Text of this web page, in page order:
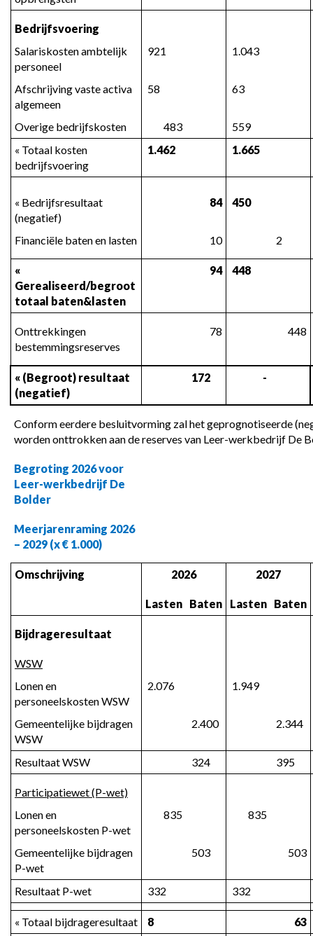
Bedrijfsvoering
Salariskosten ambtelijk
personeel
921 1.043
Afschrijving vaste activa
algemeen
58 63
Overige bedrijfskosten 483
559
« Totaal kosten
bedrijfsvoering
1.462 1.665
« Bedrijfsresultaat
(negatief)
84 450
Financiële baten en lasten 10 2
«
Gerealiseerd/begroot
totaal baten&lasten
94 448
Onttrekkingen
bestemmingsreserves
78 448
« (Begroot) resultaat
(negatief)
172 -
Conform eerdere besluitvorming zal het geprognotiseerde
worden onttrokken aan de reserves van Leer-werkbedrijf De
Begroting 2026 voor
Leer-werkbedrijf De
Bolder
Meerjarenraming 2026
– 2029 (x € 1.000)
Omschrijving 2026 2027
Lasten Baten Lasten Baten
Bijdrageresultaat
WSW
Lonen en
personeelskosten WSW
2.076 1.949
Gemeentelijke bijdragen
WSW
2.400 2.344
Resultaat WSW 324 395
Participatiewet (P-wet)
Lonen en
personeelskosten P-wet
835 835
Gemeentelijke bijdragen
P-wet
503 503
Resultaat P-wet 332 332
« Totaal bijdrageresultaat 8 63